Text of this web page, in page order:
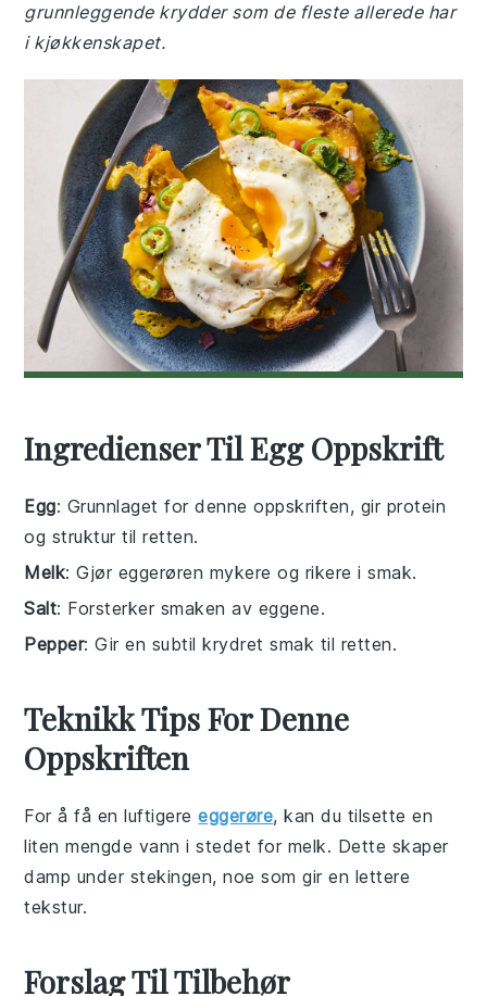
grunnleggende krydder som de fleste allerede har
i kjøkkenskapet.
Ingredienser Til Egg Oppskrift
Egg: Grunnlaget for denne oppskriften, gir protein
og struktur til retten.
Melk: Gjør eggerøren mykere og rikere i smak.
Salt: Forsterker smaken av eggene.
Pepper: Gir en subtil krydret smak til retten.
Teknikk Tips For Denne
Oppskriften
For å få en luftigereeggerøre, kan du tilsette en
liten mengde vann i stedet for melk. Dette skaper
damp under stekingen, noe som gir en lettere
tekstur.
Forslag Til Tilbehør